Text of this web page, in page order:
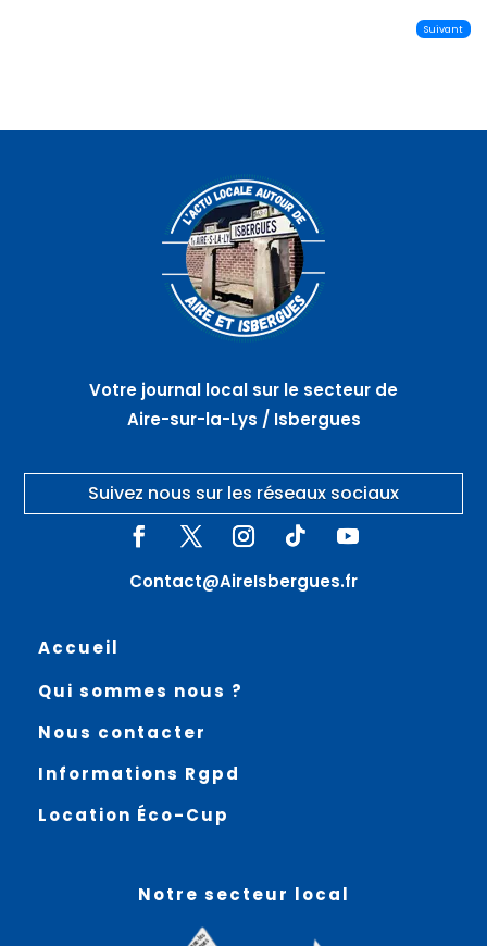
Suivant
Votre journal local sur le secteur de
Aire-sur-la-Lys / Isbergues
Suivez nous sur les réseaux sociaux
Contact@AireIsbergues.fr
Accueil
Qui sommes nous ?
Nous contacter
Informations Rgpd
Location Éco-Cup
Notre secteur local